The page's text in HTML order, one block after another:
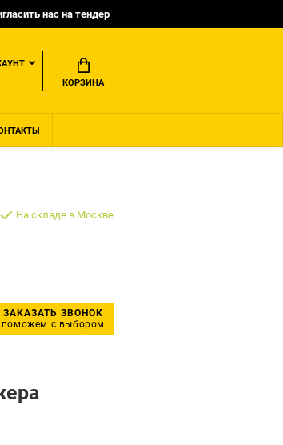
нас на тендер
КОРЗИНА
На складе в Москве
ЗАКАЗАТЬ ЗВОНОК
поможем с выбором